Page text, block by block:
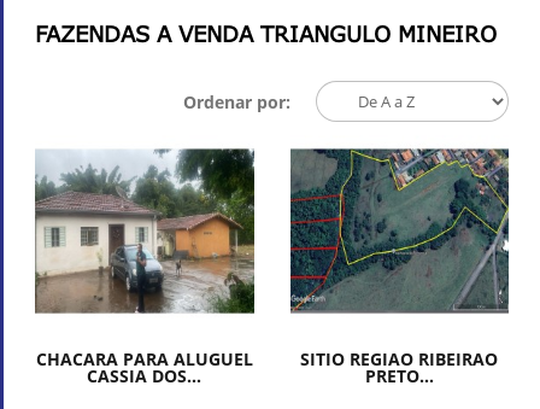
FAZENDAS A VENDA TRIANGULO MINEIRO
Ordenar por:
CHACARA PARA ALUGUEL
CASSIA DOS...
SITIO REGIAO RIBEIRAO
PRETO...